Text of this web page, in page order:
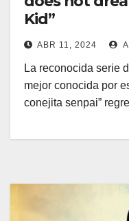
Kid”
ABR 11, 2024
La reconocida serie
mejor conocida por
conejita senpai”